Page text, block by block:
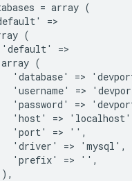
= array (
=>
(
=>
(
'database' =>
'username' =>
'password' =>
'host' =>
'port' => '',
'driver' => 'mysql',
'prefix' => '',